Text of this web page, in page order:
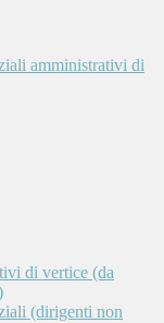
amministrativi di
di vertice (da
(dirigenti non